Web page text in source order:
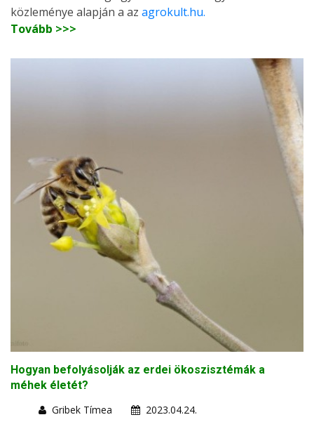
közleménye alapján a az agrokult.hu.
Tovább >>>
Hogyan befolyásolják az erdei ökoszisztémák a
méhek életét?
Gribek Tímea
2023.04.24.